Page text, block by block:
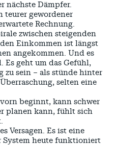
nächste Dämpfer.
teurer gewordener
Rechnung.
zwischen steigenden
Einkommen ist längst
angekommen. Und es
Es geht um das Gefühl,
zu sein – als stünde hinter
selten eine
beginnt, kann schwer
planen kann, fühlt sich
Versagen. Es ist eine
System heute funktioniert